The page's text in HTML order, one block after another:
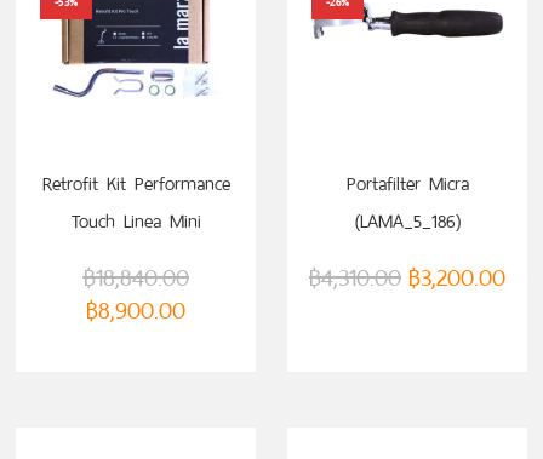
Retrofit Kit Performance
Touch Linea Mini
฿18,840.00
฿8,900.00
Portafilter Micra
(LAMA_5_186)
฿4,310.00 ฿3,200.00